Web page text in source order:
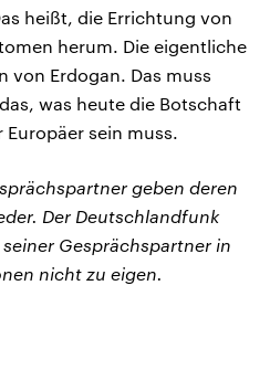
heißt, die Errichtung von
herum. Die eigentliche
von Erdogan. Das muss
was heute die Botschaft
Europäer sein muss.
geben deren
Der Deutschlandfunk
Gesprächspartner in
nicht zu eigen.